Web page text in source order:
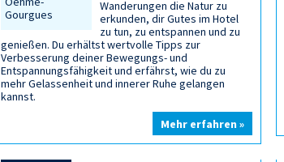
Gourgues
Wanderungen die Natur zu
erkunden, dir Gutes im Hotel
zu tun, zu entspannen und zu
genießen. Du erhältst wertvolle Tipps zur
Verbesserung deiner Bewegungs- und
Entspannungsfähigkeit und erfährst, wie du zu
mehr Gelassenheit und innerer Ruhe gelangen
kannst.
Mehr erfahren »